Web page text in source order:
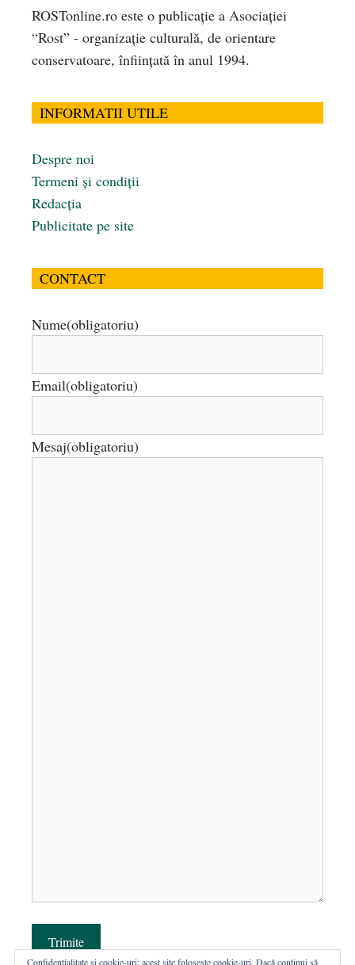
ROSTonline.ro este o publicaţie a Asociaţiei
“Rost” - organizaţie culturală, de orientare
conservatoare, înfiinţată în anul 1994.
INFORMATII UTILE
Despre noi
Termeni și condiții
Redacția
Publicitate pe site
CONTACT
Nume(obligatoriu)
Email(obligatoriu)
Mesaj(obligatoriu)
Trimite
Confidențialitate și cookie-uri: acest site folosește cookie-uri. Dacă continui să